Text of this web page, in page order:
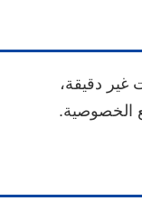
غير دقيقة،
الخصوصية.